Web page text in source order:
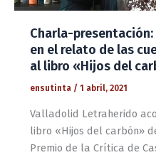
Charla-
en el relato de las
al libro «Hijos del
ensutinta / 1 abril, 2021
Valladolid Letraherido
libro «Hijos del carbón»
Premio de la Crítica de